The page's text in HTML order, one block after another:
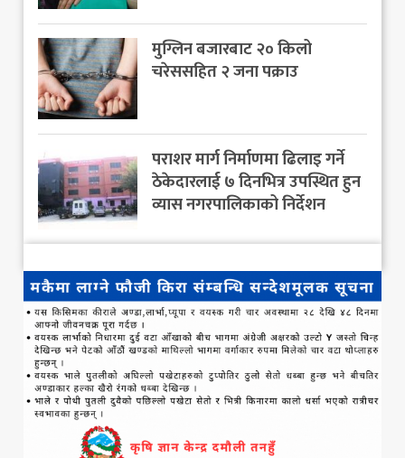
मुग्लिन बजारबाट २० किलो
चरेससहित २ जना पक्राउ
पराशर मार्ग निर्माणमा ढिलाइ गर्ने
ठेकेदारलाई ७ दिनभित्र उपस्थित हुन
व्यास नगरपालिकाको निर्देशन